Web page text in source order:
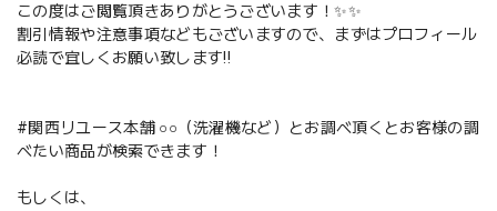
この度はご閲覧頂きありがとうございます！✨✨
割引情報や注意事項などもございますので、まずはプロフィール
必読で宜しくお願い致します‼️
#関西リユース本舗 ○○（洗濯機など）とお調べ頂くとお客様の調
べたい商品が検索できます！
もしくは、